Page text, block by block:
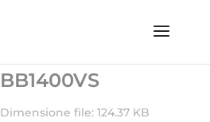
BB1400VS
Dimensione file: 124.37 KB